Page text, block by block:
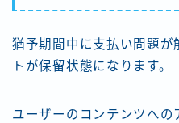
猶予期間中に支払い問題が
トが保留状態になります。
ユーザーのコンテンツへ